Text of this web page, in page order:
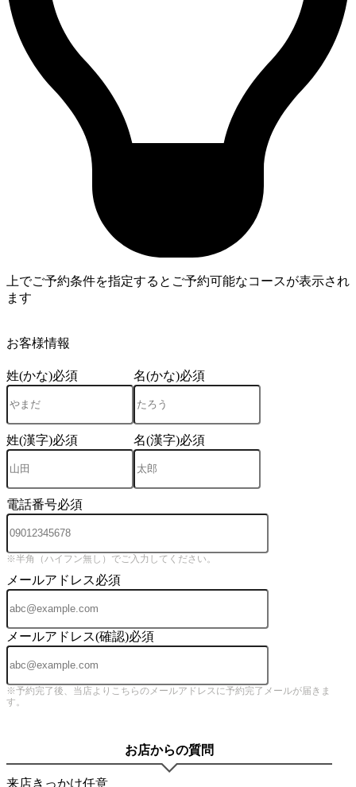
上でご予約条件を指定するとご予約可能なコースが表示され
ます
お客様情報
姓(かな)必須 名(かな)必須
姓(漢字)必須 名(漢字)必須
電話番号必須
※半角（ハイフン無し）でご入力してください。
メールアドレス必須
メールアドレス(確認)必須
※予約完了後、当店よりこちらのメールアドレスに予約完了メールが届きま
す。
お店からの質問
来店きっかけ任意